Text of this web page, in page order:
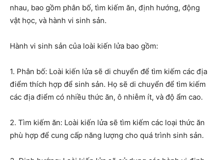
nhau, bao gồm phân bố, tìm kiếm ăn, định hướng, động
vật học, và hành vi sinh sản.
Hành vi sinh sản của loài kiến lửa bao gồm:
1. Phân bố: Loài kiến lửa sẽ di chuyển để tìm kiếm các địa
điểm thích hợp để sinh sản. Họ sẽ di chuyển để tìm kiếm
các địa điểm có nhiều thức ăn, ô nhiễm ít, và độ ẩm cao.
2. Tìm kiếm ăn: Loài kiến lửa sẽ tìm kiếm các loại thức ăn
phù hợp để cung cấp năng lượng cho quá trình sinh sản.